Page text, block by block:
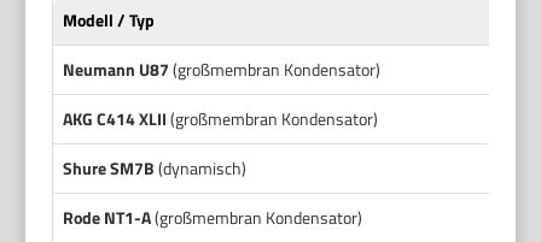
Modell / Typ
Neumann U87(großmembran Kondensator)
AKG C414 XLII(großmembran Kondensator)
Shure SM7B(dynamisch)
Rode NT1-A(großmembran Kondensator)